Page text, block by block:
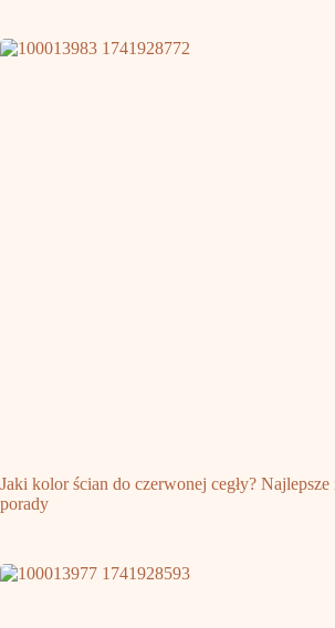
Jaki kolor ścian do czerwonej cegły? Najlepsze
porady